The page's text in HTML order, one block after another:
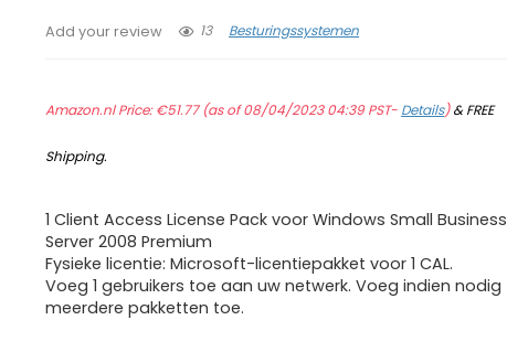
Add your review 13 Besturingssystemen
Amazon.nl Price:€51.77(as of 08/04/2023 04:39 PST- Details)&FREE
Shipping.
1 Client Access License Pack voor Windows Small Business
Server 2008 Premium
Fysieke licentie: Microsoft-licentiepakket voor 1 CAL.
Voeg 1 gebruikers toe aan uw netwerk. Voeg indien nodig
meerdere pakketten toe.